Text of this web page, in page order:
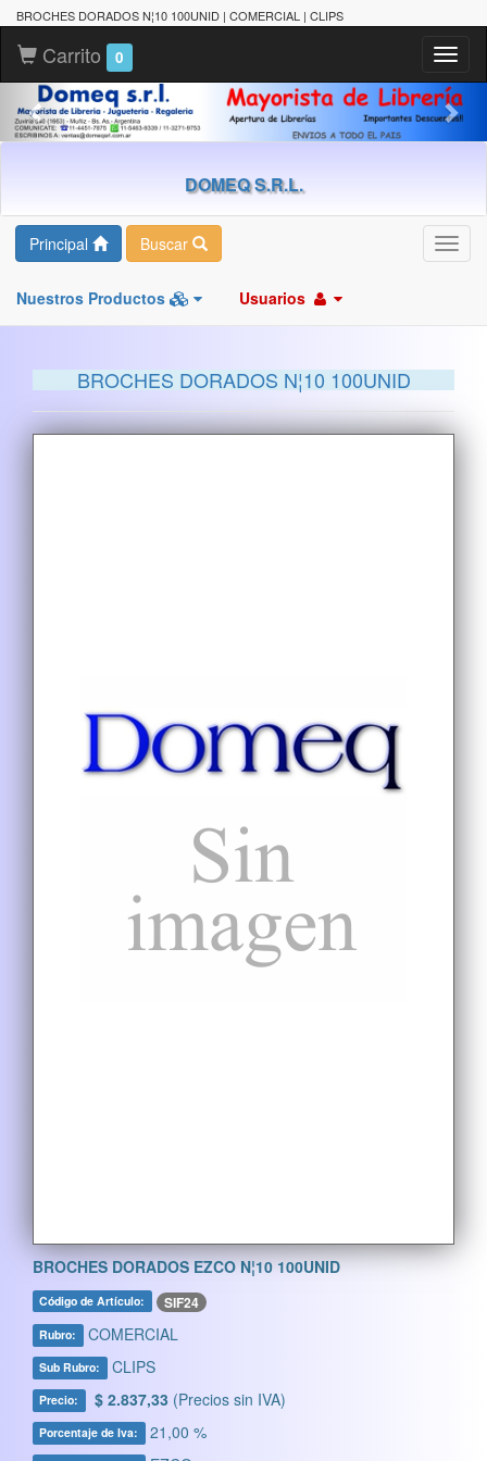
BROCHES DORADOS N¦10 100UNID | COMERCIAL | CLIPS
Carrito 0
DOMEQ S.R.L.
Principal Buscar
Nuestros Productos Usuarios
BROCHES DORADOS N¦10 100UNID
BROCHES DORADOS EZCO N¦10 100UNID
Código de Artículo: SIF24
Rubro: COMERCIAL
Sub Rubro: CLIPS
Precio: $ 2.837,33 (Precios sin IVA)
Porcentaje de Iva: 21,00 %